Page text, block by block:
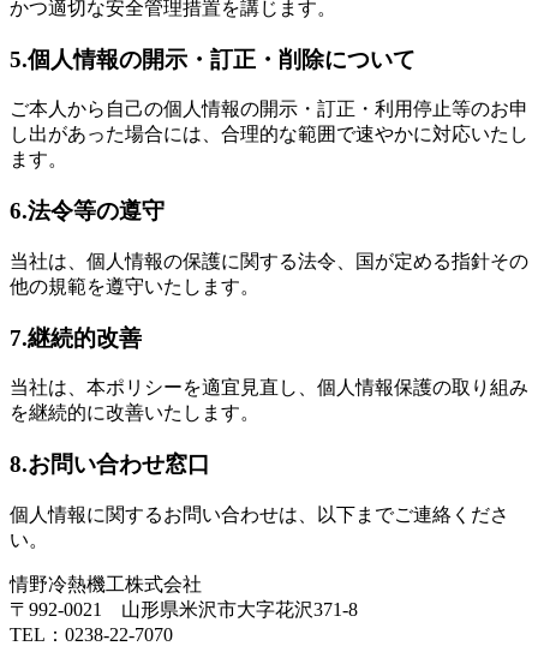
かつ適切な安全管理措置を講じます。
5.個人情報の開示・訂正・削除について
ご本人から自己の個人情報の開示・訂正・利用停止等のお申
し出があった場合には、合理的な範囲で速やかに対応いたし
ます。
6.法令等の遵守
当社は、個人情報の保護に関する法令、国が定める指針その
他の規範を遵守いたします。
7.継続的改善
当社は、本ポリシーを適宜見直し、個人情報保護の取り組み
を継続的に改善いたします。
8.お問い合わせ窓口
個人情報に関するお問い合わせは、以下までご連絡くださ
い。
情野冷熱機工株式会社
〒992-0021 山形県米沢市大字花沢371-8
TEL：0238-22-7070